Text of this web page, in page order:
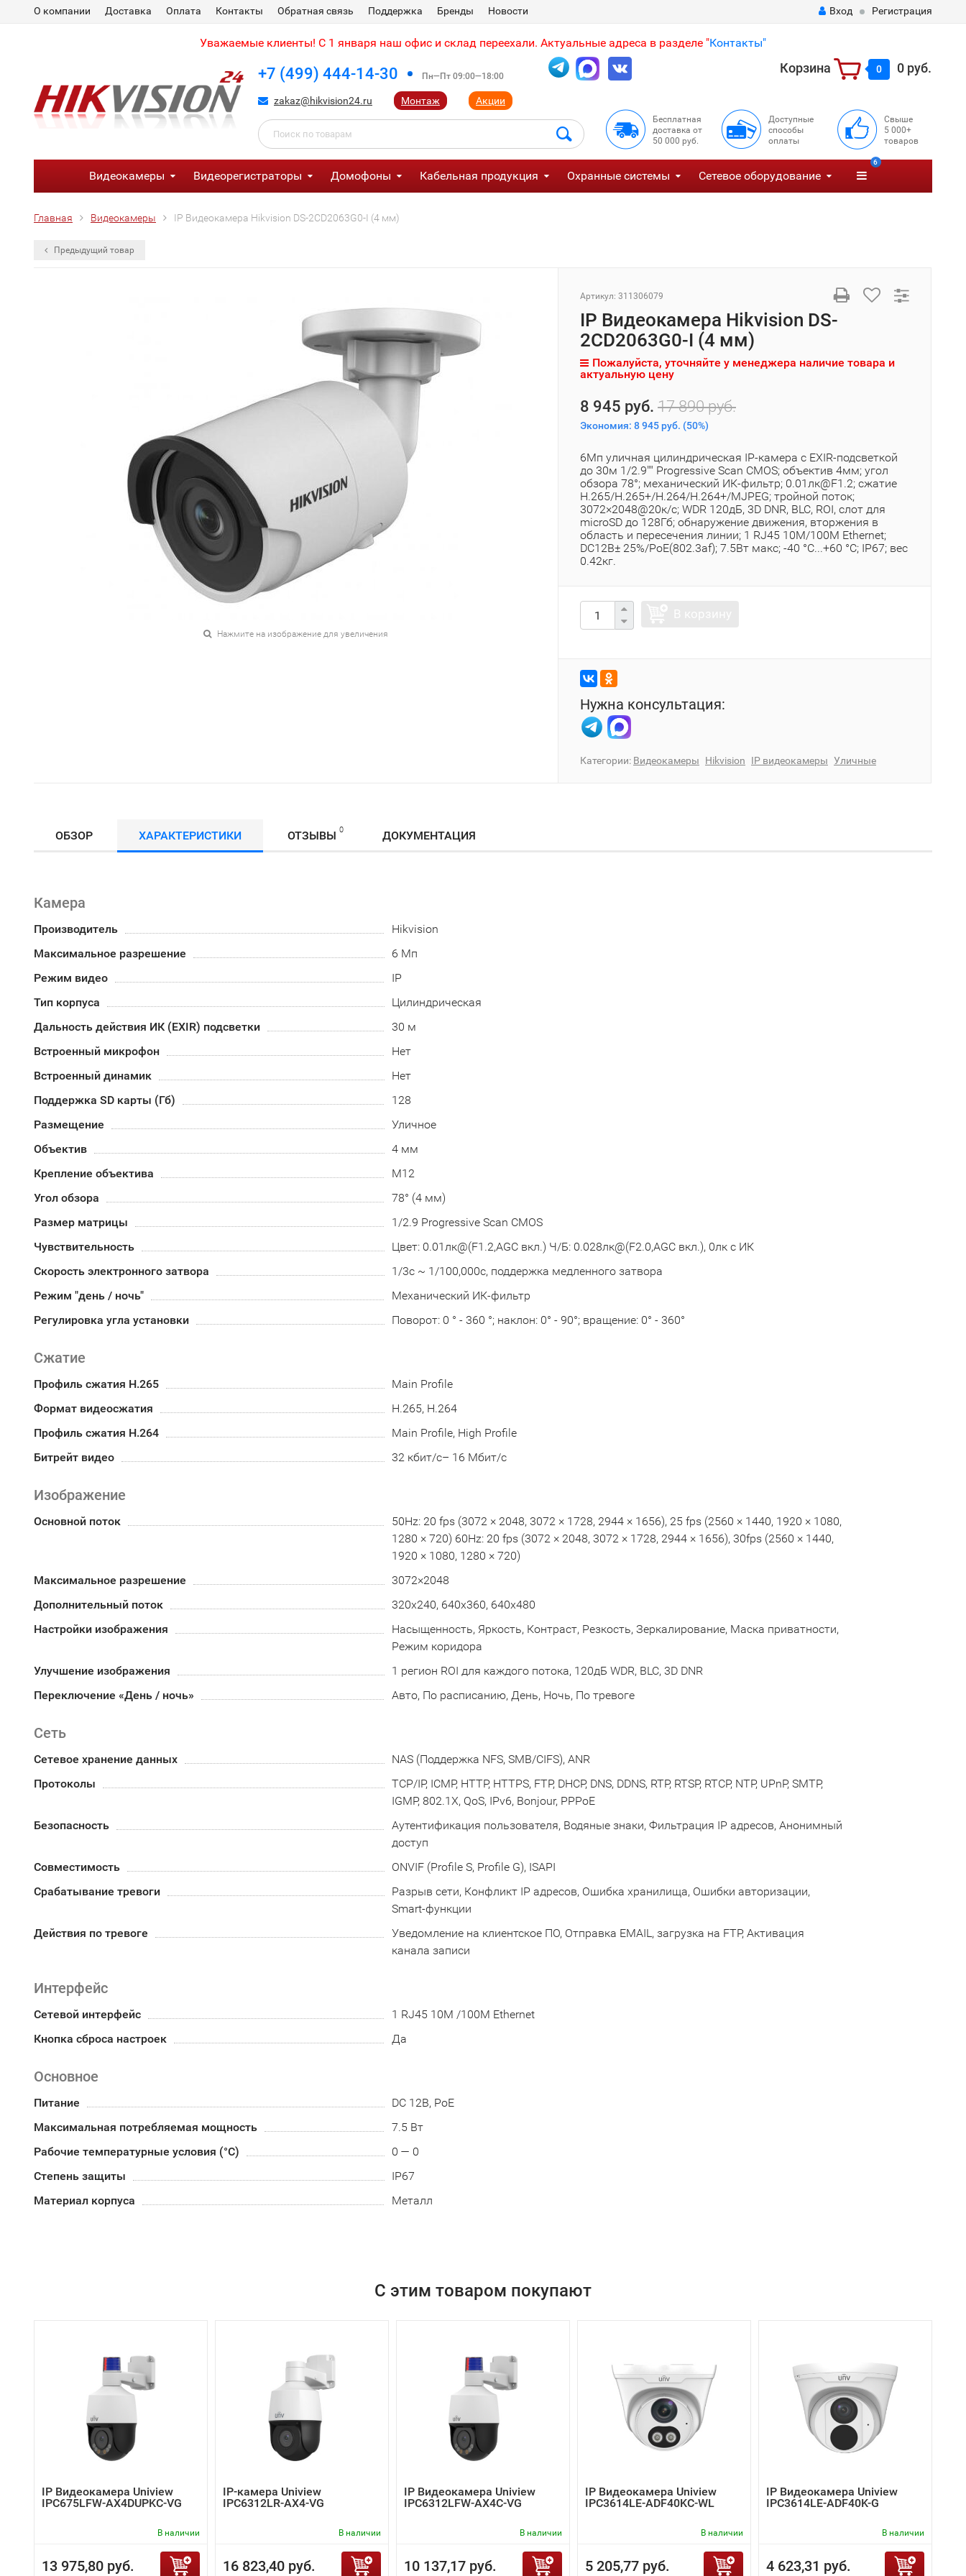
О компании Доставка Оплата Контакты Обратная связь Поддержка Бренды Новости Вход Регистрация
Уважаемые клиенты! С 1 января наш офис и склад переехали. Актуальные адреса в разделе "Контакты"
+7 (499) 444-14-30 Пн—Пт 09:00—18:00
zakaz@hikvision24.ru Монтаж Акции
Корзина 0 0 руб.
Бесплатная
доставка от
50 000 руб.
Доступные
способы
оплаты
Свыше
5 000+
товаров
Видеокамеры Видеорегистраторы Домофоны Кабельная продукция Охранные системы Сетевое оборудование
6
Главная Видеокамеры IP Видеокамера Hikvision DS-2CD2063G0-I (4 мм)
Предыдущий товар
Нажмите на изображение для увеличения
Артикул: 311306079
IP Видеокамера Hikvision DS-
2CD2063G0-I (4 мм)
Пожалуйста, уточняйте у менеджера наличие товара и
актуальную цену
8 945 руб. 17 890 руб.
Экономия: 8 945 руб. (50%)
6Мп уличная цилиндрическая IP-камера с EXIR-подсветкой
до 30м 1/2.9"" Progressive Scan CMOS; объектив 4мм; угол
обзора 78°; механический ИК-фильтр; 0.01лк@F1.2; сжатие
H.265/H.265+/H.264/H.264+/MJPEG; тройной поток;
3072×2048@20к/с; WDR 120дБ, 3D DNR, BLC, ROI, слот для
microSD до 128Гб; обнаружение движения, вторжения в
область и пересечения линии; 1 RJ45 10M/100M Ethernet;
DC12В± 25%/PoE(802.3af); 7.5Вт макс; -40 °C...+60 °C; IP67; вес
0.42кг.
Нужна консультация:
Категории: Видеокамеры Hikvision IP видеокамеры Уличные
ОБЗОР ХАРАКТЕРИСТИКИ ОТЗЫВЫ 0 ДОКУМЕНТАЦИЯ
Камера
Производитель
Hikvision
Максимальное разрешение
6 Мп
Режим видео
IP
Тип корпуса
Цилиндрическая
Дальность действия ИК (EXIR) подсветки
30 м
Встроенный микрофон
Нет
Встроенный динамик
Нет
Поддержка SD карты (Гб)
128
Размещение
Уличное
Объектив
4 мм
Крепление объектива
М12
Угол обзора
78° (4 мм)
Размер матрицы
1/2.9 Progressive Scan CMOS
Чувствительность
Цвет: 0.01лк@(F1.2,AGC вкл.) Ч/Б: 0.028лк@(F2.0,AGC вкл.), 0лк с ИК
Скорость электронного затвора
1/3с ~ 1/100,000с, поддержка медленного затвора
Режим "день / ночь"
Механический ИК-фильтр
Регулировка угла установки
Поворот: 0 ° - 360 °; наклон: 0° - 90°; вращение: 0° - 360°
Сжатие
Профиль сжатия H.265
Main Profile
Формат видеосжатия
H.265, H.264
Профиль сжатия H.264
Main Profile, High Profile
Битрейт видео
32 кбит/с– 16 Мбит/с
Изображение
Основной поток
50Hz: 20 fps (3072 × 2048, 3072 × 1728, 2944 × 1656), 25 fps (2560 × 1440, 1920 × 1080,
1280 × 720) 60Hz: 20 fps (3072 × 2048, 3072 × 1728, 2944 × 1656), 30fps (2560 × 1440,
1920 × 1080, 1280 × 720)
Максимальное разрешение
3072×2048
Дополнительный поток
320x240, 640x360, 640x480
Настройки изображения
Насыщенность, Яркость, Контраст, Резкость, Зеркалирование, Маска приватности,
Режим коридора
Улучшение изображения
1 регион ROI для каждого потока, 120дБ WDR, BLC, 3D DNR
Переключение «День / ночь»
Авто, По расписанию, День, Ночь, По тревоге
Сеть
Сетевое хранение данных
NAS (Поддержка NFS, SMB/CIFS), ANR
Протоколы
TCP/IP, ICMP, HTTP, HTTPS, FTP, DHCP, DNS, DDNS, RTP, RTSP, RTCP, NTP, UPnP, SMTP,
IGMP, 802.1X, QoS, IPv6, Bonjour, PPPoE
Безопасность
Аутентификация пользователя, Водяные знаки, Фильтрация IP адресов, Анонимный
доступ
Совместимость
ONVIF (Profile S, Profile G), ISAPI
Срабатывание тревоги
Разрыв сети, Конфликт IP адресов, Ошибка хранилища, Ошибки авторизации,
Smart-функции
Действия по тревоге
Уведомление на клиентское ПО, Отправка EMAIL, загрузка на FTP, Активация
канала записи
Интерфейс
Сетевой интерфейс
1 RJ45 10M /100M Ethernet
Кнопка сброса настроек
Да
Основное
Питание
DC 12В, PoE
Максимальная потребляемая мощность
7.5 Вт
Рабочие температурные условия (°С)
0 — 0
Степень защиты
IP67
Материал корпуса
Металл
С этим товаром покупают
IP Видеокамера Uniview
IPC675LFW-AX4DUPKC-VG
В наличии
13 975,80 руб.
IP-камера Uniview
IPC6312LR-AX4-VG
В наличии
16 823,40 руб.
IP Видеокамера Uniview
IPC6312LFW-AX4C-VG
В наличии
10 137,17 руб.
IP Видеокамера Uniview
IPC3614LE-ADF40KC-WL
В наличии
5 205,77 руб.
IP Видеокамера Uniview
IPC3614LE-ADF40K-G
В наличии
4 623,31 руб.